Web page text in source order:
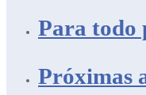
Para todo
Próximas